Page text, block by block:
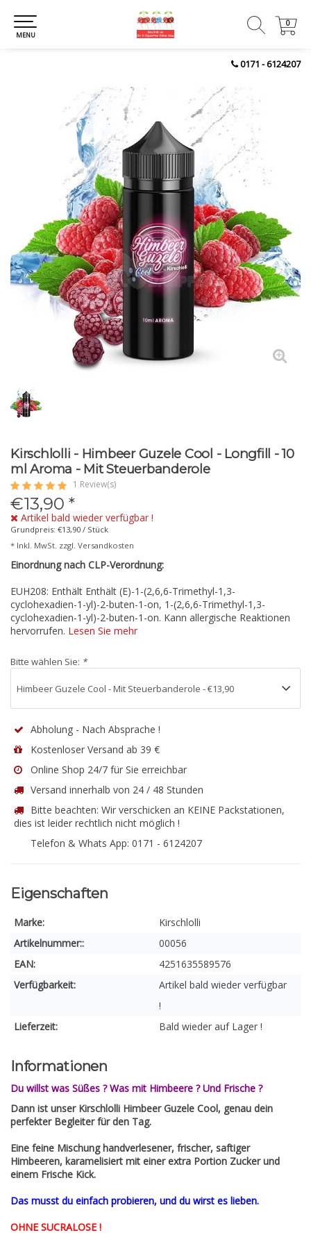
0171 - 6124207
0
0
MENU
Kirschlolli - Himbeer Guzele Cool - Longfill - 10
ml Aroma - Mit Steuerbanderole
1 Review(s)
€13,90 *
Artikel bald wieder verfügbar !
Grundpreis: €13,90 / Stück
* Inkl. MwSt. zzgl. Versandkosten
Einordnung nach CLP-Verordnung:
EUH208: Enthält Enthält (E)-1-(2,6,6-Trimethyl-1,3-
cyclohexadien-1-yl)-2-buten-1-on, 1-(2,6,6-Trimethyl-1,3-
cyclohexadien-1-yl)-2-buten-1-on. Kann allergische Reaktionen
hervorrufen. Lesen Sie mehr
Bitte wählen Sie: *
Abholung - Nach Absprache !
Kostenloser Versand ab 39 €
Online Shop 24/7 für Sie erreichbar
Versand innerhalb von 24 / 48 Stunden
Bitte beachten: Wir verschicken an KEINE Packstationen,
dies ist leider rechtlich nicht möglich !
Telefon & Whats App: 0171 - 6124207
Eigenschaften
Marke:
Kirschlolli
Artikelnummer::
00056
EAN:
4251635589576
Verfügbarkeit:
Artikel bald wieder verfügbar
!
Lieferzeit:
Bald wieder auf Lager !
Informationen
Du willst was Süßes ? Was mit Himbeere ? Und Frische ?
Dann ist unser Kirschlolli Himbeer Guzele Cool, genau dein
perfekter Begleiter für den Tag.
Eine feine Mischung handverlesener, frischer, saftiger
Himbeeren, karamelisiert mit einer extra Portion Zucker und
einem Frische Kick.
Das musst du einfach probieren, und du wirst es lieben.
OHNE SUCRALOSE !